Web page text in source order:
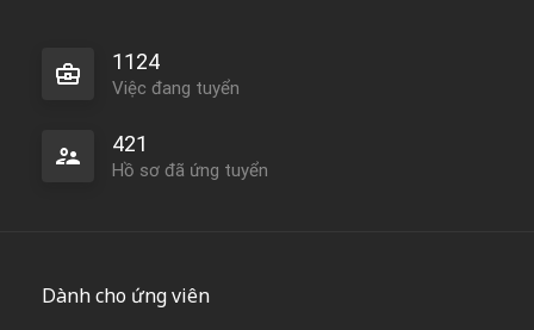
1124
Việc đang tuyển
421
Hồ sơ đã ứng tuyển
Dành cho ứng viên